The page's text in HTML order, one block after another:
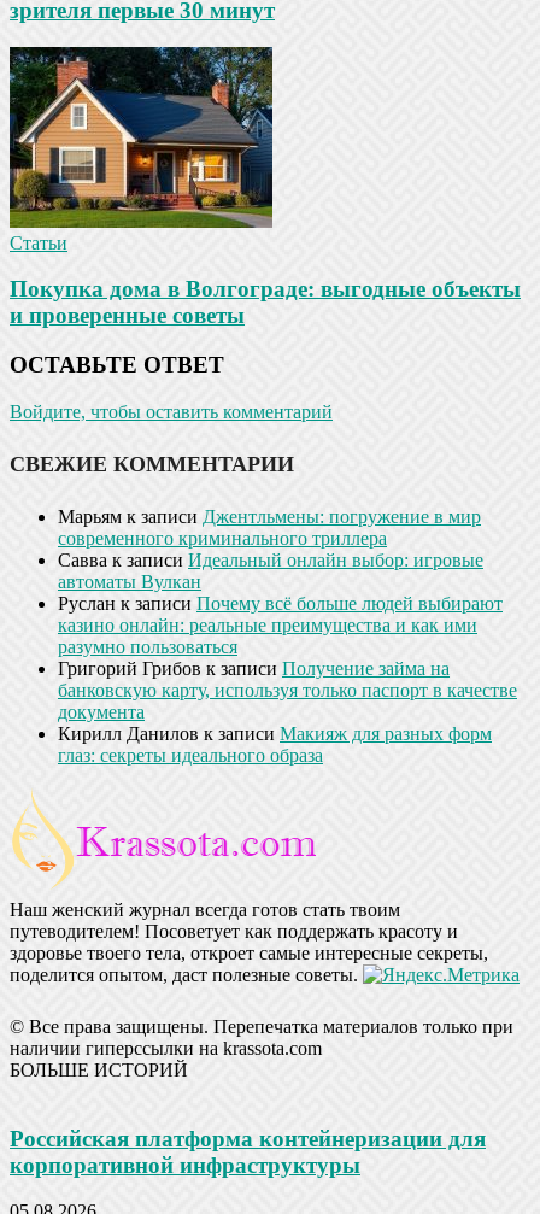
зрителя первые 30 минут
Статьи
Покупка дома в Волгограде: выгодные объекты
и проверенные советы
ОСТАВЬТЕ ОТВЕТ
Войдите, чтобы оставить комментарий
СВЕЖИЕ КОММЕНТАРИИ
Марьям к записи Джентльмены: погружение в мир
современного криминального триллера
Савва к записи Идеальный онлайн выбор: игровые
автоматы Вулкан
Руслан к записи Почему всё больше людей выбирают
казино онлайн: реальные преимущества и как ими
разумно пользоваться
Григорий Грибов к записи Получение займа на
банковскую карту, используя только паспорт в качестве
документа
Кирилл Данилов к записи Макияж для разных форм
глаз: секреты идеального образа
Наш женский журнал всегда готов стать твоим
путеводителем! Посоветует как поддержать красоту и
здоровье твоего тела, откроет самые интересные секреты,
поделится опытом, даст полезные советы.
© Все права защищены. Перепечатка материалов только при
наличии гиперссылки на krassota.com
БОЛЬШЕ ИСТОРИЙ
Российская платформа контейнеризации для
корпоративной инфраструктуры